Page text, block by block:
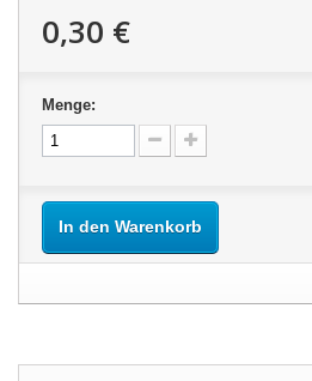
0,30 €
Menge:
In den Warenkorb